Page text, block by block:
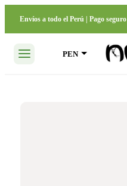
Envíos a todo el Perú | Pago seguro
PEN